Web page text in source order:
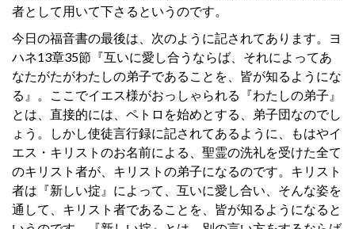
者として用いて下さるというのです。
今日の福音書の最後は、次のように記されてあります。ヨ
ハネ13章35節『互いに愛し合うならば、それによってあ
なたがたがわたしの弟子であることを、皆が知るようにな
る』。ここでイエス様がおっしゃられる『わたしの弟子』
とは、直接的には、ペトロを始めとする、弟子団なのでし
ょう。しかし使徒言行録に記されてあるように、もはやイ
エス・キリストのお名前による、聖霊の洗礼を受けた全て
のキリスト者が、キリストの弟子になるのです。キリスト
者は『新しい掟』によって、互いに愛し合い、そんな姿を
通して、キリスト者であることを、皆が知るようになると